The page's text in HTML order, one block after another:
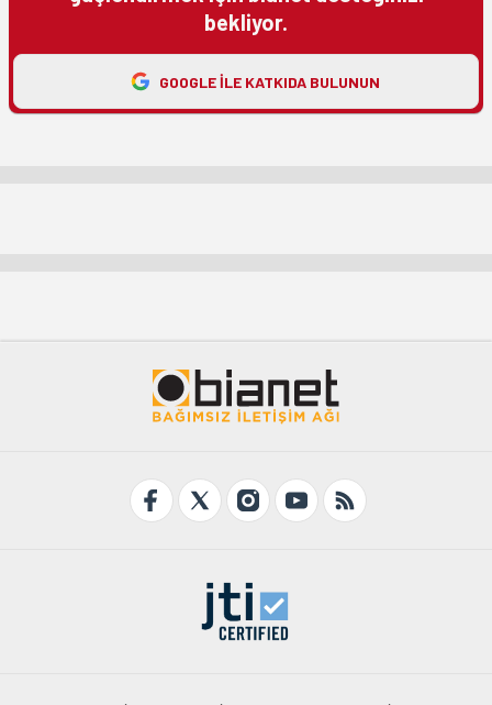
bekliyor.
GOOGLE ILE KATKIDA BULUNUN